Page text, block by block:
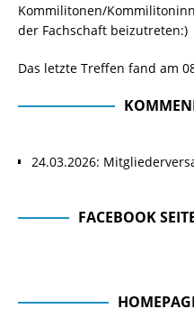
Kommilitonen/
der Fachschaft beizutreten:)
Das letzte Treffen fand am
24.03.2026:
FACEBOOK